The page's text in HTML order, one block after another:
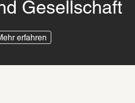
Gesellschaft
erfahren